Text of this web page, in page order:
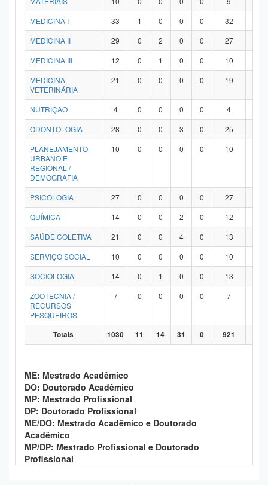
MEDICINA I
33 1 0 0 0 32
MEDICINA II
29 0 2 0 0 27
MEDICINA III
12 0 1 0 0 10
MEDICINA
VETERINÁRIA
21 0 0 0 0 19
NUTRIÇÃO 4 0 0 0 0 4
ODONTOLOGIA
28 0 0 3 0 25
PLANEJAMENTO
URBANO E
REGIONAL /
DEMOGRAFIA
10 0 0 0 0 10
PSICOLOGIA 27 0 0 0 0 27
QUÍMICA
14 0 0 2 0 12
SAÚDE COLETIVA
21 0 0 4 0 13
SERVIÇO SOCIAL
10 0 0 0 0 10
SOCIOLOGIA
14 0 1 0 0 13
ZOOTECNIA /
RECURSOS
PESQUEIROS
7 0 0 0 0 7
Totais 1030 11 14 31 0 921
ME: Mestrado Acadêmico
DO: Doutorado Acadêmico
MP: Mestrado Profissional
DP: Doutorado Profissional
ME/DO: Mestrado Acadêmico e Doutorado
Acadêmico
MP/DP: Mestrado Profissional e Doutorado
Profissional